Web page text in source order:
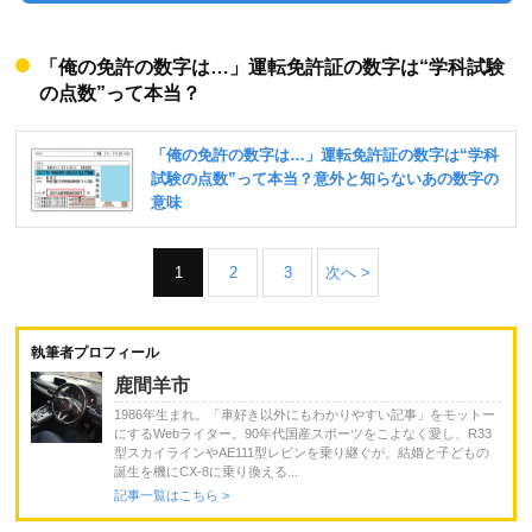
「俺の免許の数字は…」運転免許証の数字は“学科試験
の点数”って本当？
1 2 3 次へ >
執筆者プロフィール
鹿間羊市
1986年生まれ。「車好き以外にもわかりやすい記事」をモットー
にするWebライター。90年代国産スポーツをこよなく愛し、R33
型スカイラインやAE111型レビンを乗り継ぐが、結婚と子どもの
誕生を機にCX-8に乗り換える...
記事一覧はこちら >